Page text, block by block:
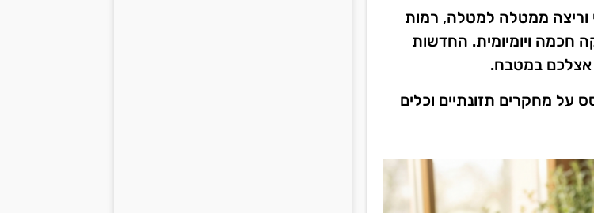
וריצה ממטלה למטלה, רמות
חכמה ויומיומית. החדשות
אצלכם במטבח.
על מחקרים תזונתיים וכלים